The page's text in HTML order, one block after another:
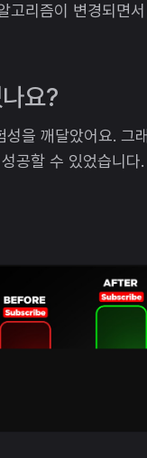
고리즘이 변경되면
요?
을 깨달았어요. 그
공할 수 있었습니다